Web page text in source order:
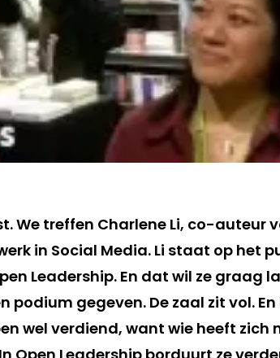
We treffen Charlene Li, co-auteur
in Social Media. Li staat op het
Leadership. En dat wil ze graag
podium gegeven. De zaal zit vol.
wel verdiend, want wie heeft zich